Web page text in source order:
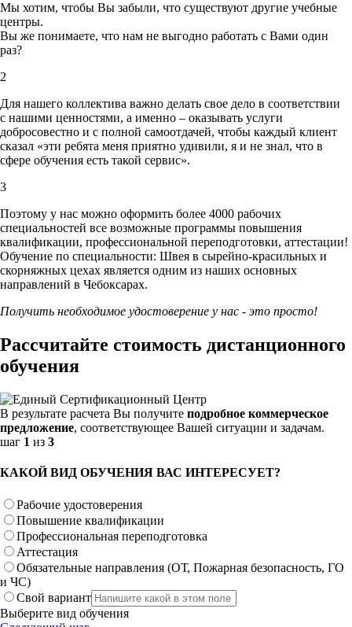
Мы хотим, чтобы Вы забыли, что существуют другие учебные
центры.
Вы же понимаете, что нам не выгодно работать с Вами один
раз?
2
Для нашего коллектива важно делать свое дело в соответствии
с нашими ценностями, а именно – оказывать услуги
добросовестно и с полной самоотдачей, чтобы каждый клиент
сказал «эти ребята меня приятно удивили, я и не знал, что в
сфере обучения есть такой сервис».
3
Поэтому у нас можно оформить более 4000 рабочих
специальностей все возможные программы повышения
квалификации, профессиональной переподготовки, аттестации!
Обучение по специальности: Швея в сырейно-красильных и
скорняжных цехах является одним из наших основных
направлений в Чебоксарах.
Получить необходимое удостоверение у нас - это просто!
Рассчитайте стоимость дистанционного
обучения
В результате расчета Вы получите подробное коммерческое
предложение, соответствующее Вашей ситуации и задачам.
шаг 1 из 3
КАКОЙ ВИД ОБУЧЕНИЯ ВАС ИНТЕРЕСУЕТ?
Рабочие удостоверения
Повышение квалификации
Профессиональная переподготовка
Аттестация
Обязательные направления (ОТ, Пожарная безопасность, ГО
и ЧС)
Свой вариант
Выберите вид обучения